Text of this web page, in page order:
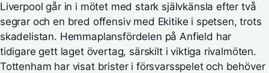
Liverpool går in i mötet med stark självkänsla efter två
segrar och en bred offensiv med Ekitike i spetsen, trots
skadelistan. Hemmaplansfördelen på Anfield har
tidigare gett laget övertag, särskilt i viktiga rivalmöten.
Tottenham har visat brister i försvarsspelet och behöver